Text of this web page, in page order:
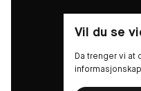
Vil du se
Da trenger vi at